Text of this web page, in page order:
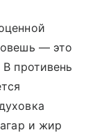
— это
противень
и жир